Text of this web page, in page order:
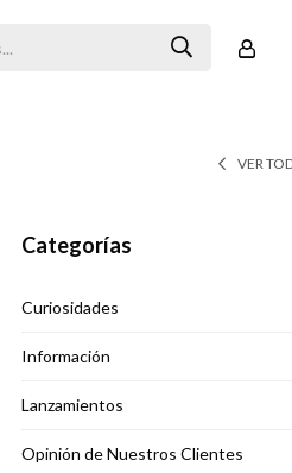
VER
Categorías
Curiosidades
Información
Lanzamientos
Opinión de Nuestros Clientes